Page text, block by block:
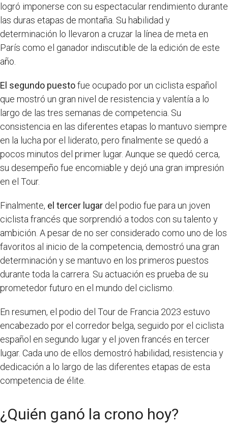
logró imponerse con su espectacular rendimiento durante
las duras etapas de montaña. Su habilidad y
determinación lo llevaron a cruzar la línea de meta en
París como el ganador indiscutible de la edición de este
año.
El segundo puestofue ocupado por un ciclista español
que mostró un gran nivel de resistencia y valentía a lo
largo de las tres semanas de competencia. Su
consistencia en las diferentes etapas lo mantuvo siempre
en la lucha por el liderato, pero finalmente se quedó a
pocos minutos del primer lugar. Aunque se quedó cerca,
su desempeño fue encomiable y dejó una gran impresión
en el Tour.
Finalmente, el tercer lugar del podio fue para un joven
ciclista francés que sorprendió a todos con su talento y
ambición. A pesar de no ser considerado como uno de los
favoritos al inicio de la competencia, demostró una gran
determinación y se mantuvo en los primeros puestos
durante toda la carrera. Su actuación es prueba de su
prometedor futuro en el mundo del ciclismo.
En resumen, el podio del Tour de Francia 2023 estuvo
encabezado por el corredor belga, seguido por el ciclista
español en segundo lugar y el joven francés en tercer
lugar. Cada uno de ellos demostró habilidad, resistencia y
dedicación a lo largo de las diferentes etapas de esta
competencia de élite.
¿Quién ganó la crono hoy?